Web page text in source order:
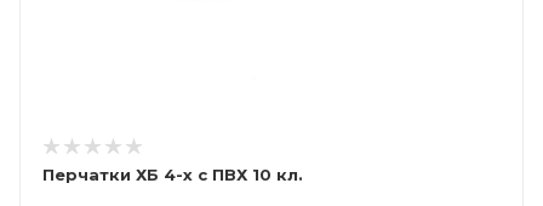
Перчатки ХБ 4-х с ПВХ 10 кл.